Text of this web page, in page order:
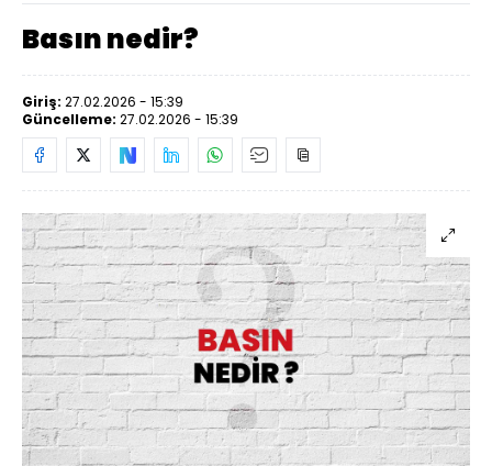
Basın nedir?
Giriş: 27.02.2026 - 15:39
Güncelleme: 27.02.2026 - 15:39